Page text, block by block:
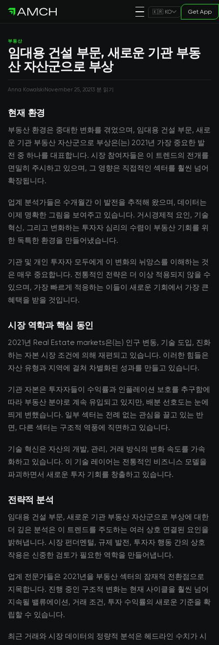
🇰🇷 KO Get App
부동산
임대용 건설 부문, 새로운 기관 부동
산 자산군으로 부상
Anna KowalskiNovember 25, 20213 분 읽기
현재 환경
부동산 환경은 중대한 변화를 겪었으며, 임대용 건설 부문, 새로
운 기관 부동산 자산군으로 부상은(는) 2021년 가장 중요한 발
전 중 하나를 대표합니다. 시장 참여자들은 이 트렌드의 전개를
면밀히 주시하고 있으며, 그 영향은 직접적인 섹터를 훨씬 넘어
확장됩니다.
업계 분석가들은 수개월간 이 발전을 추적해 왔으며, 데이터는
이제 명확한 그림을 보여주고 있습니다. 거시경제적 요인, 기술
혁신, 그리고 변화하는 투자자 심리의 수렴이 부동산 기회를 위
한 독특한 환경을 만들어냈습니다.
기관 및 개인 투자자 모두에게 이 변화의 뉘앙스를 이해하는 것
은 매우 중요합니다. 전통적인 전략은 더 이상 적용되지 않을 수
있으며, 가장 빠르게 적응하는 이들이 새로운 기회에서 가장 큰
혜택을 받을 것입니다.
시장 역학과 핵심 동인
2021년 Real Estate markets은(는) 인구 변동, 기술 도입, 진화
하는 자본 시장 조건에 의해 재편되고 있습니다. 이러한 힘들은
자산 유형과 지역에 걸쳐 차별화된 성과를 만들고 있습니다.
기관 자본은 투자자들이 수익률과 인플레이션 보호를 추구함에
따라 부동산 분야로 계속 유입되고 있지만, 배분 선호도는 눈에
띄게 변했습니다. 일부 섹터는 전례 없는 관심을 끌고 있는 반
면, 다른 섹터는 구조적 역풍에 직면하고 있습니다.
기술 혁신은 자산의 개발, 관리, 거래 방식의 변화 속도를 가속
화하고 있습니다. 이 기술 레이어는 전통적인 비즈니스 모델을
파괴하면서 새로운 투자 기회를 창출하고 있습니다.
전략적 분석
임대용 건설 부문, 새로운 기관 부동산 자산군으로 부상에 대한
더 깊은 분석은 이 트렌드를 주도하는 여러 상호 연결된 요인을
밝혀냅니다. 시장 펀더멘털, 규제 발전, 투자자 행동 간의 상호
작용은 신중한 검토가 필요한 역학을 만들어냅니다.
업계 전문가들은 2021년을 부동산 섹터의 잠재적 전환점으로
지목합니다. 진행 중인 구조적 변화는 현재 사이클을 훨씬 넘어
지속될 밸류에이션, 거래 조건, 투자 수익률의 새로운 기준을 확
립할 수 있습니다.
최근 거래와 시장 데이터의 정량적 분석은 헤드라인 수치가 시